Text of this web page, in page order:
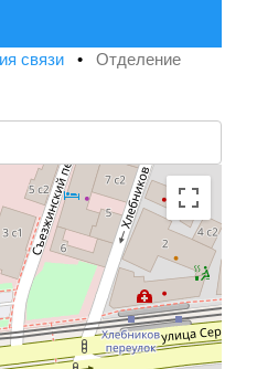
связи • Отделение